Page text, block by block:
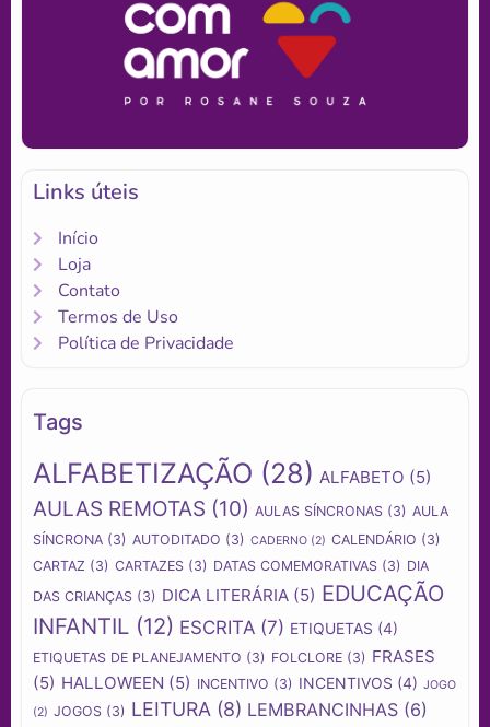
Links úteis
Início
Loja
Contato
Termos de Uso
Política de Privacidade
Tags
ALFABETIZAÇÃO (28) ALFABETO (5)
AULAS REMOTAS (10) AULAS SÍNCRONAS (3) AULA
SÍNCRONA (3) AUTODITADO (3) CADERNO (2) CALENDÁRIO (3)
CARTAZ (3) CARTAZES (3) DATAS COMEMORATIVAS (3) DIA
DAS CRIANÇAS (3) DICA LITERÁRIA (5) EDUCAÇÃO
INFANTIL (12) ESCRITA (7) ETIQUETAS (4)
ETIQUETAS DE PLANEJAMENTO (3) FOLCLORE (3) FRASES
(5) HALLOWEEN (5) INCENTIVO (3) INCENTIVOS (4) JOGO
(2) JOGOS (3) LEITURA (8) LEMBRANCINHAS (6)